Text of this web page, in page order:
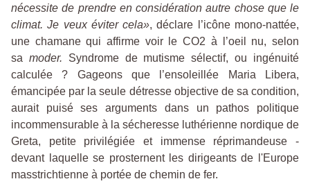
nécessite de prendre en considération autre chose que le
climat. Je veux éviter cela», déclare l’icône mono-nattée,
une chamane qui affirme voir le CO2 à l’oeil nu, selon
sa moder.
Syndrome de mutisme sélectif, ou ingénuité
calculée ? Gageons que l’ensoleillée Maria Libera,
émancipée par la seule détresse objective de sa condition,
aurait puisé ses arguments dans un pathos politique
incommensurable à la sécheresse luthérienne nordique de
Greta, petite privilégiée et immense réprimandeuse -
devant laquelle se prosternent les dirigeants de l'Europe
masstrichtienne à portée de chemin de fer.